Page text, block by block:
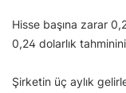
Hisse başına zarar
0,24 dolarlık
Şirketin üç aylık